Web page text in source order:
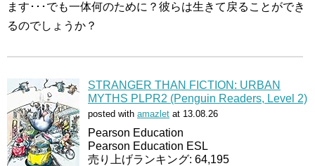
ます･･･でも一体何のために？彼らは生きて戻ることができ
るのでしょうか？
STRANGER THAN FICTION: URBAN
MYTHS PLPR2 (Penguin Readers, Level 2)
posted with amazlet at 13.08.26
Pearson Education
Pearson Education ESL
売り上げランキング: 64,195